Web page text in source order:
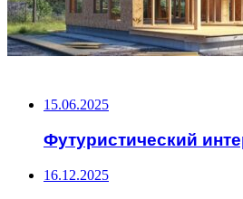
15.06.2025
Футуристический
16.12.2025